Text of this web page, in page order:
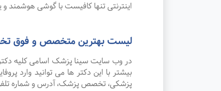
اینترنتی تنها کافیست با گوشی هوشمند
لیست بهترین متخصص و فوق
در وب سایت سینا پزشک اسامی کلیه
بیشتر با این دکتر ها می توانید وارد
پزشکی، تخصص پزشک، آدرس و شماره